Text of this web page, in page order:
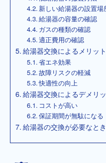
新しい給湯器の設置場
給湯器の容量の確認
ガスの種類の確認
適正費用の確認
給湯器交換によるメリット
省エネ効果
故障リスクの軽減
快適性の向上
給湯器交換によるデメリ
コストが高い
保証期間が無駄になる
給湯器の交換が必要なと